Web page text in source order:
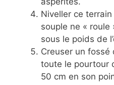
Niveller ce
souple ne « roule
sous le poids de
Creuser un
toute le pourtour
50 cm en son